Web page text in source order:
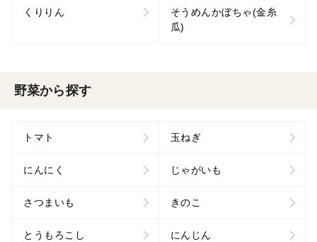
くりりん
そうめんかぼちゃ(金糸
瓜)
野菜から探す
トマト 玉ねぎ
にんにく じゃがいも
さつまいも きのこ
とうもろこし にんじん